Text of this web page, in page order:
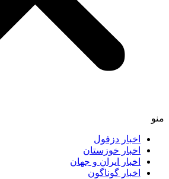
منو
اخبار دزفول
اخبار خوزستان
اخبار ایران و جهان
اخبار گوناگون